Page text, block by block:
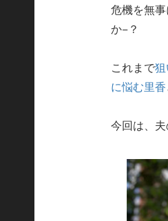
危機を無
か−？
これまで
に悩む里香
今回は、